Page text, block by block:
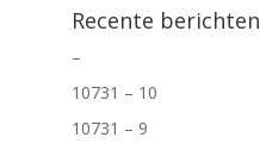
Recente berichten
–
10731 – 10
10731 – 9